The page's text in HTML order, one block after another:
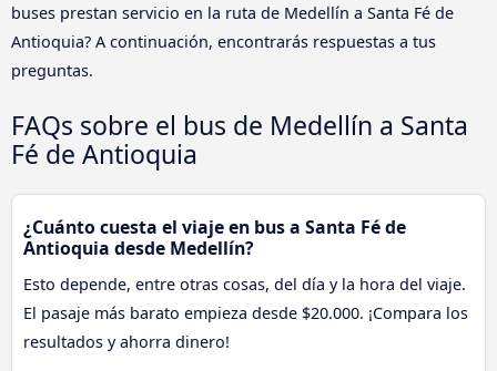
buses prestan servicio en la ruta de Medellín a Santa Fé de
Antioquia? A continuación, encontrarás respuestas a tus
preguntas.
FAQs sobre el bus de Medellín a Santa
Fé de Antioquia
¿Cuánto cuesta el viaje en bus a Santa Fé de
Antioquia desde Medellín?
Esto depende, entre otras cosas, del día y la hora del viaje.
El pasaje más barato empieza desde $20.000. ¡Compara los
resultados y ahorra dinero!